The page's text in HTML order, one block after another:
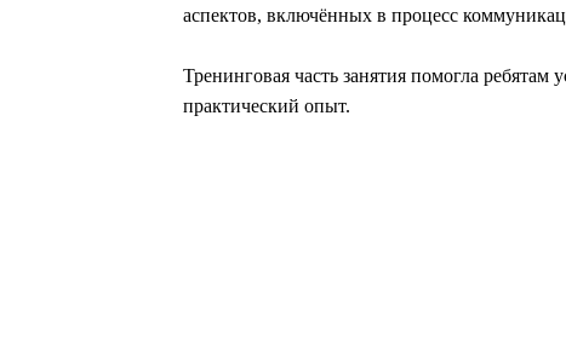
аспектов, включённых в процесс
Тренинговая часть занятия помогла ребятам
практический опыт.